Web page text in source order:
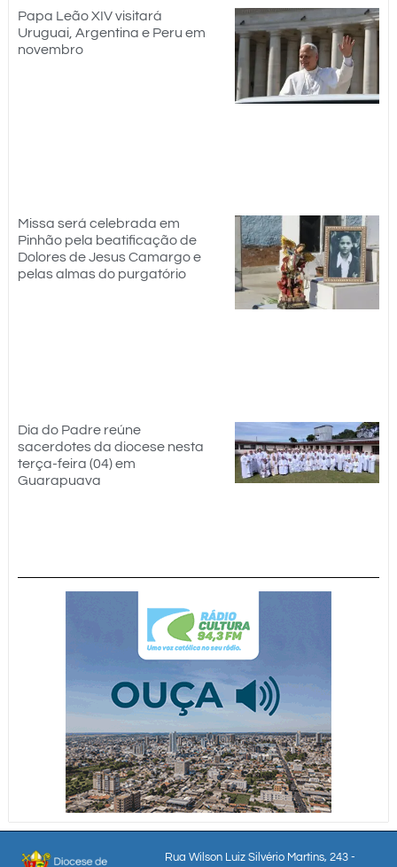
Papa Leão XIV visitará
Uruguai, Argentina e Peru em
novembro
Missa será celebrada em
Pinhão pela beatificação de
Dolores de Jesus Camargo e
pelas almas do purgatório
Dia do Padre reúne
sacerdotes da diocese nesta
terça-feira (04) em
Guarapuava
Rua Wilson Luiz Silvério Martins, 243 -